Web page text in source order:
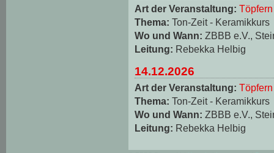
Art der Veranstaltung: Töpfern
Thema: Ton-Zeit - Keramikkurs
Wo und Wann: ZBBB e.V.,
Leitung: Rebekka Helbig
14.12.2026
Art der Veranstaltung: Töpfern
Thema: Ton-Zeit - Keramikkurs
Wo und Wann: ZBBB e.V.,
Leitung: Rebekka Helbig